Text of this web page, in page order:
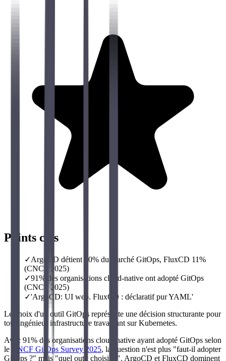
Points clés
✓ArgoCD détient 60% du marché GitOps, FluxCD 11%
(CNCF 2025)
✓91% des organisations cloud-native ont adopté GitOps
(CNCF 2025)
✓'ArgoCD: UI web. FluxCD : déclaratif pur YAML'
Le choix d'un outil GitOps représente une décision structurante pour
tout ingénieur infrastructure travaillant sur Kubernetes.
Avec 91% des organisations cloud-native ayant adopté GitOps selon
le
CNCF GitOps Survey 2025, la question n'est plus "faut-il adopter
GitOps ?" mais "quel outil choisir ?". ArgoCD et FluxCD dominent